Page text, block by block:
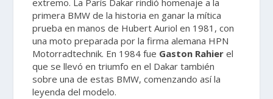
extremo. La París Dakar rindió homenaje a la
primera BMW de la historia en ganar la mítica
prueba en manos de Hubert Auriol en 1981, con
una moto preparada por la firma alemana HPN
Motorradtechnik. En 1984 fue Gaston Rahierel
que se llevó en triumfo en el Dakar también
sobre una de estas BMW, comenzando así la
leyenda del modelo.